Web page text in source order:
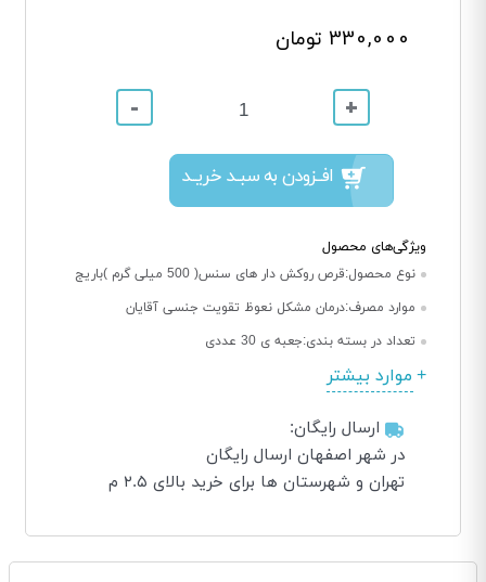
330,000 تومان
+
-
افــزودن به سبــد خریــد
ویژگی‌های محصول
نوع محصول:قرص روکش دار های سنس( 500 میلی گرم )باریج
موارد مصرف:درمان مشکل نعوظ تقویت جنسی آقایان
تعداد در بسته بندی:جعبه ی 30 عددی
موارد بیشتر
ارسال رایگان:
در شهر اصفهان ارسال رایگان
تهران و شهرستان ها برای خرید بالای ۲.۵ م